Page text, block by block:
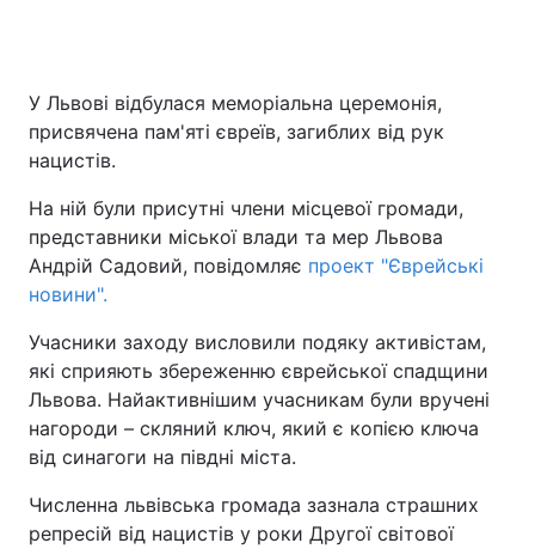
У Львові відбулася меморіальна церемонія,
присвячена пам'яті євреїв, загиблих від рук
нацистів.
На ній були присутні члени місцевої громади,
представники міської влади та мер Львова
Андрій Садовий, повідомляє проект "Єврейські
новини".
Учасники заходу висловили подяку активістам,
які сприяють збереженню єврейської спадщини
Львова. Найактивнішим учасникам були вручені
нагороди – скляний ключ, який є копією ключа
від синагоги на півдні міста.
Численна львівська громада зазнала страшних
репресій від нацистів у роки Другої світової